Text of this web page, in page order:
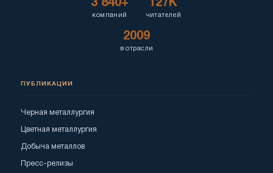
3 840+
компаний
127K
читателей
2009
в отрасли
ПУБЛИКАЦИИ
Черная металлургия
Цветная металлургия
Добыча металлов
Пресс-релизы